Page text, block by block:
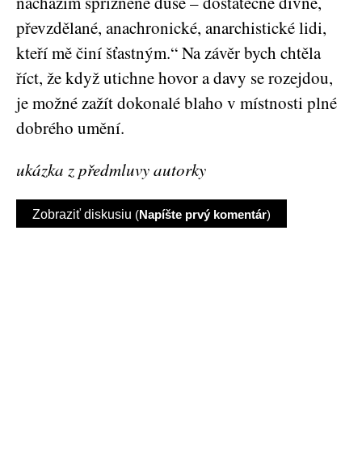
převzdělané, anachronické, anarchistické lidi,
kteří mě činí šťastným.“ Na závěr bych chtěla
říct, že když utichne hovor a davy se rozejdou,
je možné zažít dokonalé blaho v místnosti plné
dobrého umění.
ukázka z předmluvy autorky
Zobraziť diskusiu (Napíšte prvý komentár)